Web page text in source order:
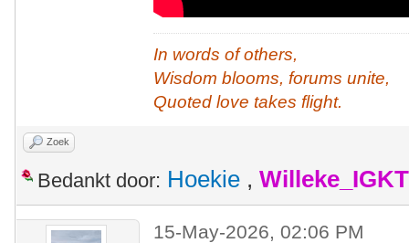
In words of others,
Wisdom blooms, forums unite,
Quoted love takes flight.
Zoek
Bedankt door: Hoekie , Willeke_IGKT
15-May-2026, 02:06 PM